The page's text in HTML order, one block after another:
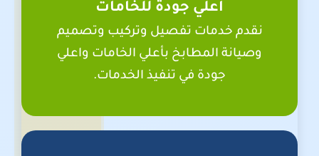
اعلي جودة للخامات
نقدم خدمات تفصيل وتركيب وتصميم
وصيانة المطابخ بأعلي الخامات واعلي
جودة في تنفيذ الخدمات.